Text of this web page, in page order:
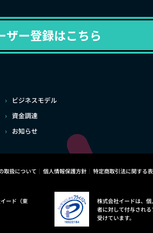
ザー登録はこちら
ビジネスモデル
資金調達
お知らせ
取扱について 個人情報保護方針 特定商取引法に関する
ード（東
株式会社イードは、
者に対して付与され
受けています。